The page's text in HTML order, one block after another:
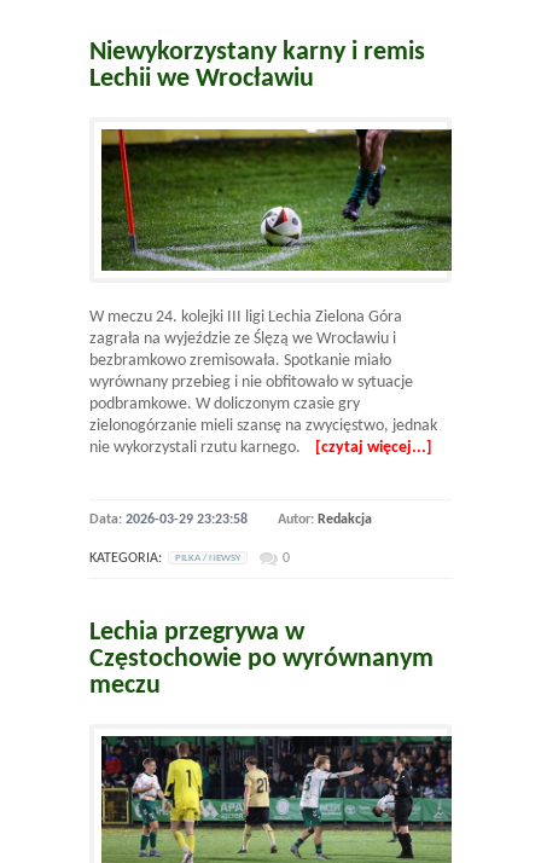
Niewykorzystany karny i remis
Lechii we Wrocławiu
W meczu 24. kolejki III ligi Lechia Zielona Góra
zagrała na wyjeździe ze Ślęzą we Wrocławiu i
bezbramkowo zremisowała. Spotkanie miało
wyrównany przebieg i nie obfitowało w sytuacje
podbramkowe. W doliczonym czasie gry
zielonogórzanie mieli szansę na zwycięstwo, jednak
nie wykorzystali rzutu karnego.
[czytaj więcej...]
Data: 2026-03-29 23:23:58 Autor: Redakcja
KATEGORIA: PILKA / NEWSY 0
Lechia przegrywa w
Częstochowie po wyrównanym
meczu